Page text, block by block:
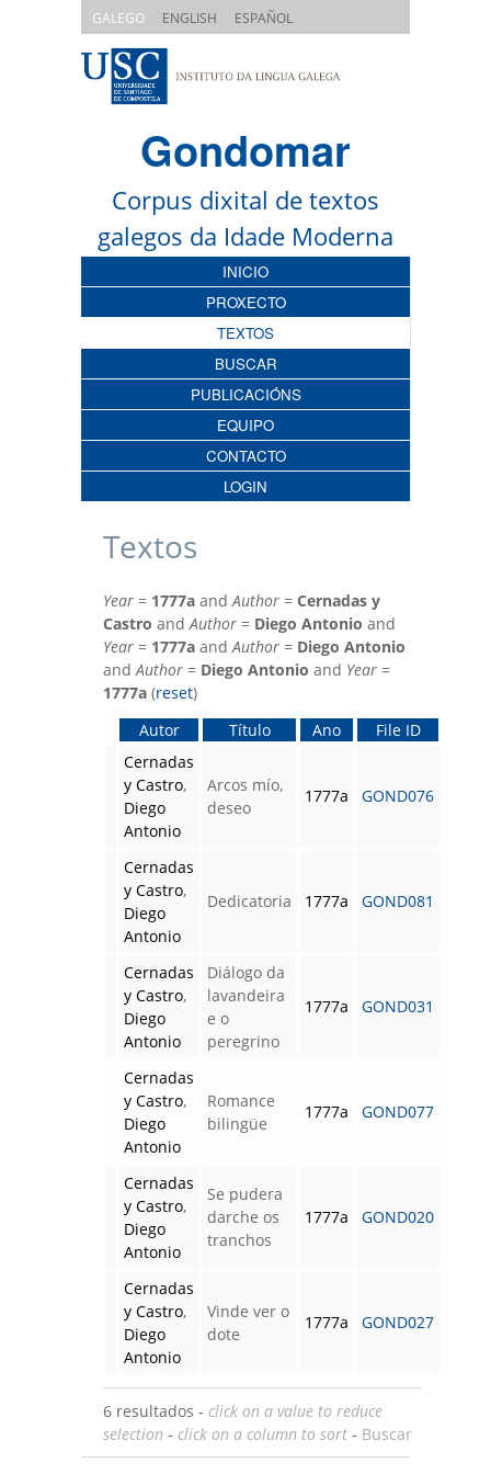
GALEGO ENGLISH ESPAÑOL
Gondomar
Corpus dixital de textos
galegos da Idade Moderna
INICIO
PROXECTO
TEXTOS
BUSCAR
PUBLICACIÓNS
EQUIPO
CONTACTO
LOGIN
Textos
Year = 1777a andAuthor = Cernadas y
Castro andAuthor = Diego Antonio and
Year = 1777a andAuthor = Diego Antonio
andAuthor = Diego Antonio and Year =
1777a (reset)
Autor
Título Ano
File ID
Cernadas
y Castro,
Diego
Antonio
Arcos mío,
deseo
1777a GOND076
Cernadas
y Castro,
Diego
Antonio
Dedicatoria 1777a GOND081
Cernadas
y Castro,
Diego
Antonio
Diálogo da
lavandeira
e o
peregrino
1777a GOND031
Cernadas
y Castro,
Diego
Antonio
Romance
bilingüe
1777a GOND077
Cernadas
y Castro,
Diego
Antonio
Se pudera
darche os
tranchos
1777a GOND020
Cernadas
y Castro,
Diego
Antonio
Vinde ver o
dote
1777a GOND027
6 resultados - click on a value to reduce
selection - click on a column to sort - Buscar